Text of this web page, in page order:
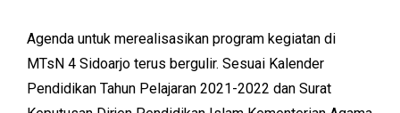
Agenda untuk merealisasikan program kegiatan di
MTsN 4 Sidoarjo terus bergulir. Sesuai Kalender
Pendidikan Tahun Pelajaran 2021-2022 dan Surat